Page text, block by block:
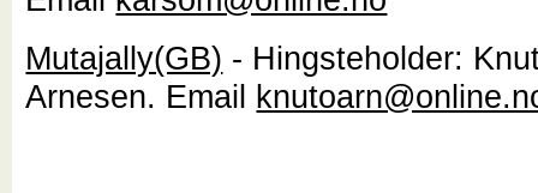
Mutajally(GB) - Hingsteholder:
Arnesen. Email